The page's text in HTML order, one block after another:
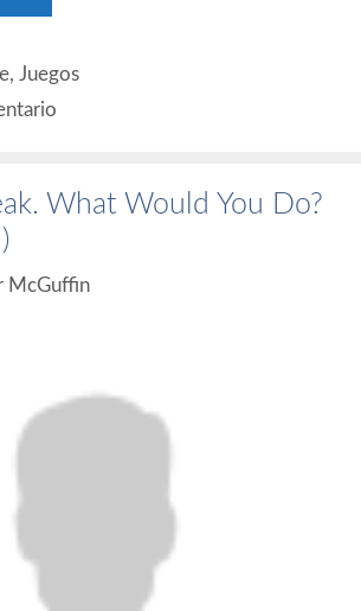
, Juegos
What Would You Do?
McGuffin